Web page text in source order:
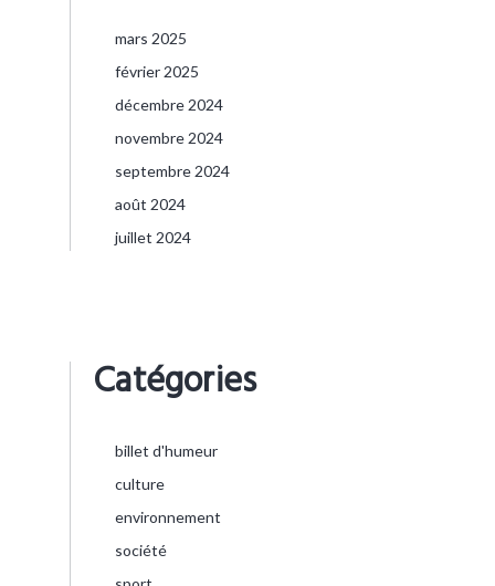
mars 2025
février 2025
décembre 2024
novembre 2024
septembre 2024
août 2024
juillet 2024
Catégories
billet d'humeur
culture
environnement
société